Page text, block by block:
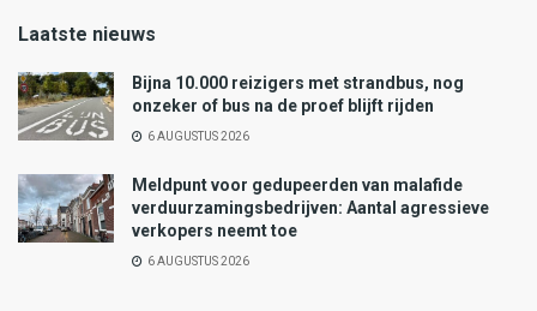
Laatste nieuws
Bijna 10.000 reizigers met strandbus, nog
onzeker of bus na de proef blijft rijden
6 AUGUSTUS 2026
Meldpunt voor gedupeerden van malafide
verduurzamingsbedrijven: Aantal agressieve
verkopers neemt toe
6 AUGUSTUS 2026